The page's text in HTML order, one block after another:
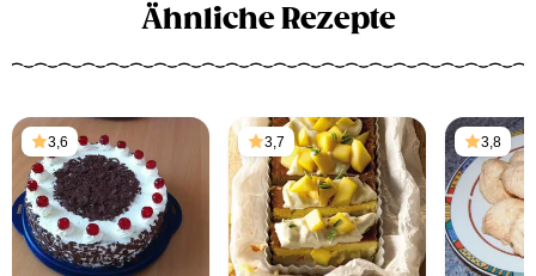
Ähnliche Rezepte
3,6 3,7 3,8